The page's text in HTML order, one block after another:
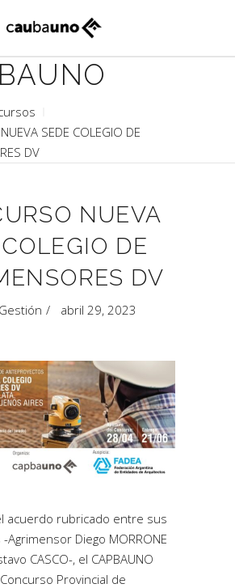
SEDE COLEGIO DE
DV
NUEVA
DE
DV
Gestión abril 29, 2023
acuerdo rubricado entre sus
Agrimensor Diego MORRONE
CASCO-, el CAPBAUNO
Provincial de